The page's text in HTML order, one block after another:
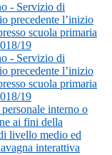
- Servizio di
precedente l’inizio
scuola primaria
19
- Servizio di
precedente l’inizio
scuola primaria
19
interno o
ai fini della
livello medio ed
interattiva